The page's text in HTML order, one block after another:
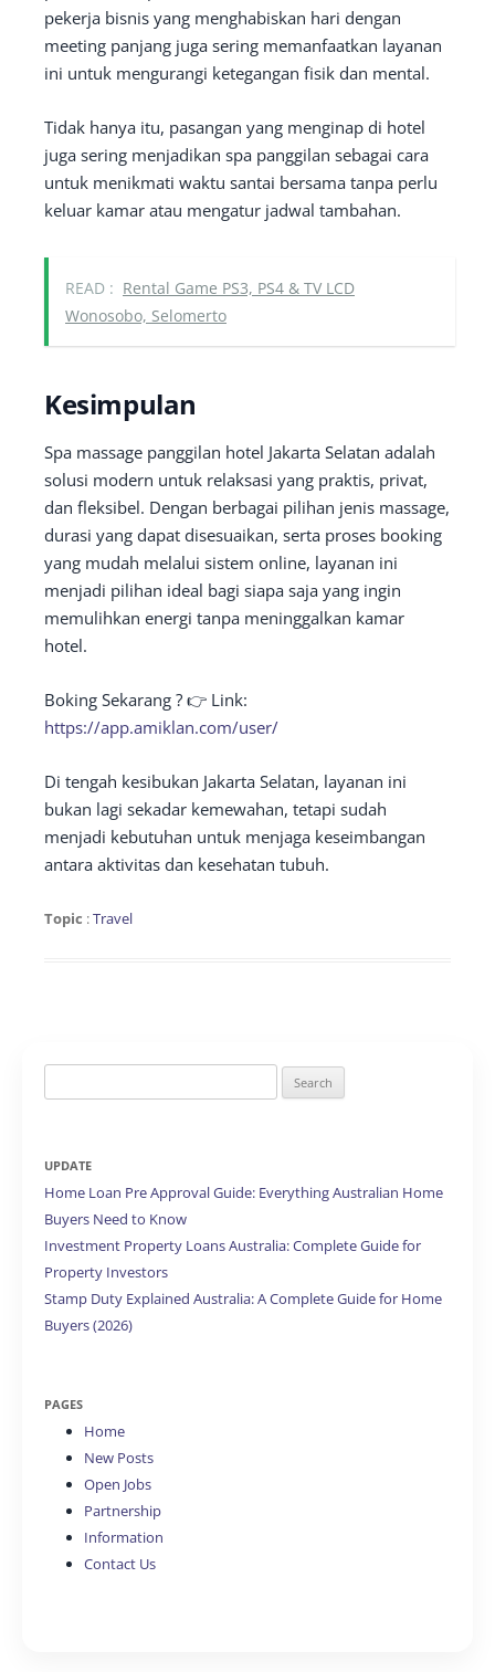
pekerja bisnis yang menghabiskan hari dengan
meeting panjang juga sering memanfaatkan layanan
ini untuk mengurangi ketegangan fisik dan mental.
Tidak hanya itu, pasangan yang menginap di hotel
juga sering menjadikan spa panggilan sebagai cara
untuk menikmati waktu santai bersama tanpa perlu
keluar kamar atau mengatur jadwal tambahan.
READ : Rental Game PS3, PS4 & TV LCD
Wonosobo, Selomerto
Kesimpulan
Spa massage panggilan hotel Jakarta Selatan adalah
solusi modern untuk relaksasi yang praktis, privat,
dan fleksibel. Dengan berbagai pilihan jenis massage,
durasi yang dapat disesuaikan, serta proses booking
yang mudah melalui sistem online, layanan ini
menjadi pilihan ideal bagi siapa saja yang ingin
memulihkan energi tanpa meninggalkan kamar
hotel.
Boking Sekarang ? 👉 Link:
https://app.amiklan.com/user/
Di tengah kesibukan Jakarta Selatan, layanan ini
bukan lagi sekadar kemewahan, tetapi sudah
menjadi kebutuhan untuk menjaga keseimbangan
antara aktivitas dan kesehatan tubuh.
Topic :Travel
for:
UPDATE
Home Loan Pre Approval Guide: Everything Australian Home
Buyers Need to Know
Investment Property Loans Australia: Complete Guide for
Property Investors
Stamp Duty Explained Australia: A Complete Guide for Home
Buyers (2026)
PAGES
Home
New Posts
Open Jobs
Partnership
Information
Contact Us